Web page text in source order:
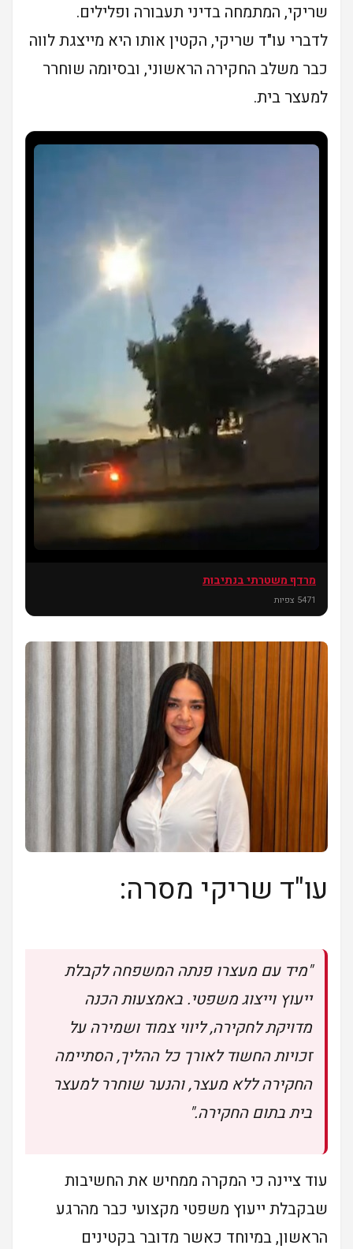
שריקי, המתמחה בדיני תעבורה ופלילים.
לדברי עו"ד שריקי, הקטין אותו היא מייצגת לווה
כבר משלב החקירה הראשוני, ובסיומה שוחרר
למעצר בית.
חדשו
מרדף משטרתי בנתיבות
5471 צפיות
עו"ד שריקי מסרה:
"מיד עם מעצרו פנתה המשפחה לקבלת
ייעוץ וייצוג משפטי. באמצעות הכנה
מדויקת לחקירה, ליווי צמוד ושמירה על
זכויות החשוד לאורך כל ההליך, הסתיימה
החקירה ללא מעצר, והנער שוחרר למעצר
בית בתום החקירה."
עוד ציינה כי המקרה ממחיש את החשיבות
שבקבלת ייעוץ משפטי מקצועי כבר מהרגע
הראשון, במיוחד כאשר מדובר בקטינים